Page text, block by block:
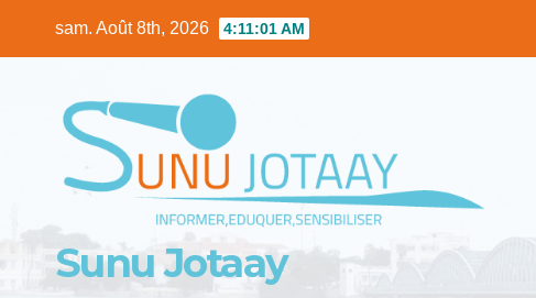
sam. Août 8th, 2026 4:11:02 AM
Sunu Jotaay